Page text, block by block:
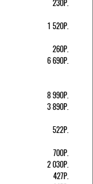
230Р.
1 520Р.
260Р.
6 690Р.
8 990Р.
3 890Р.
522Р.
700Р.
2 030Р.
427Р.